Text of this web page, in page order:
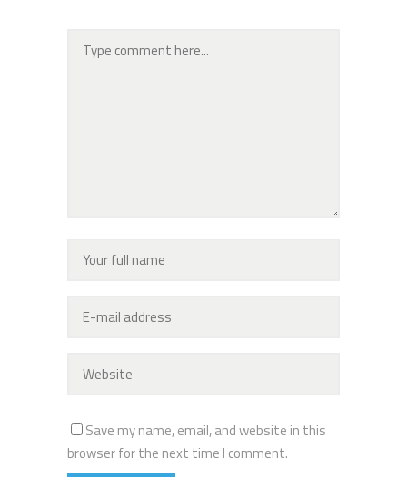
Save my name, email, and website in this
browser for the next time I comment.